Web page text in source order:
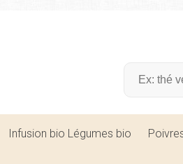
Infusion bio Légumes bio